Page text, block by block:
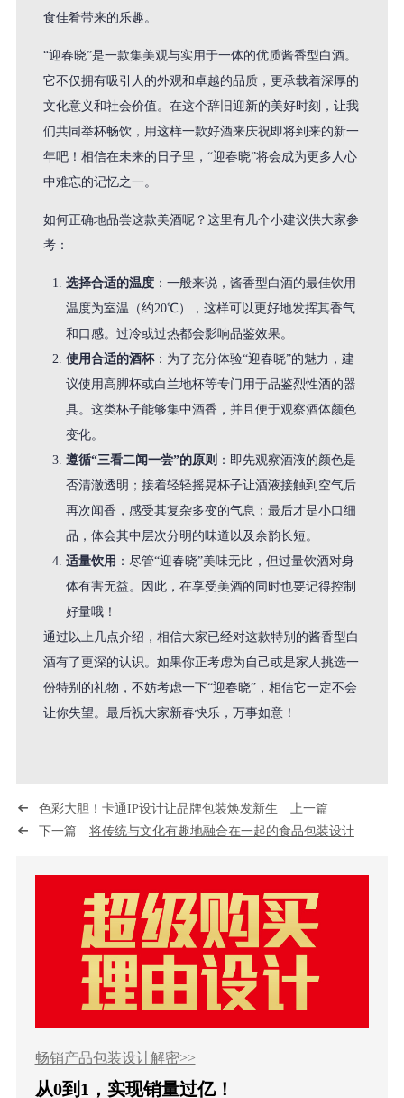
食佳肴带来的乐趣。
“迎春晓”是一款集美观与实用于一体的优质酱香型白酒。
它不仅拥有吸引人的外观和卓越的品质，更承载着深厚的
文化意义和社会价值。在这个辞旧迎新的美好时刻，让我
们共同举杯畅饮，用这样一款好酒来庆祝即将到来的新一
年吧！相信在未来的日子里，“迎春晓”将会成为更多人心
中难忘的记忆之一。
如何正确地品尝这款美酒呢？这里有几个小建议供大家参
考：
选择合适的温度 ：一般来说，酱香型白酒的最佳饮用
温度为室温（约20℃），这样可以更好地发挥其香气
和口感。过冷或过热都会影响品鉴效果。
使用合适的酒杯：为了充分体验“迎春晓”的魅力，建
议使用高脚杯或白兰地杯等专门用于品鉴烈性酒的器
具。这类杯子能够集中酒香，并且便于观察酒体颜色
变化。
遵循“三看二闻一尝”的原则 ：即先观察酒液的颜色是
否清澈透明；接着轻轻摇晃杯子让酒液接触到空气后
再次闻香，感受其复杂多变的气息；最后才是小口细
品，体会其中层次分明的味道以及余韵长短。
适量饮用 ：尽管“迎春晓”美味无比，但过量饮酒对身
体有害无益。因此，在享受美酒的同时也要记得控制
好量哦！
通过以上几点介绍，相信大家已经对这款特别的酱香型白
酒有了更深的认识。如果你正考虑为自己或是家人挑选一
份特别的礼物，不妨考虑一下“迎春晓”，相信它一定不会
让你失望。最后祝大家新春快乐，万事如意！
色彩大胆！卡通IP设计让品牌包装焕发新生 上一篇
下一篇 将传统与文化有趣地融合在一起的食品包装设计
畅销产品包装设计解密>>
从0到1，实现销量过亿！